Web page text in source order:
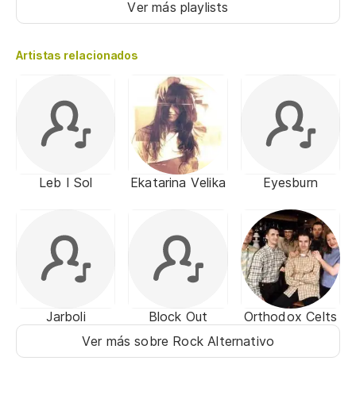
Ver más playlists
Artistas relacionados
Leb I Sol Ekatarina Velika Eyesburn
Jarboli Block Out
Orthodox Celts
Ver más sobre Rock Alternativo